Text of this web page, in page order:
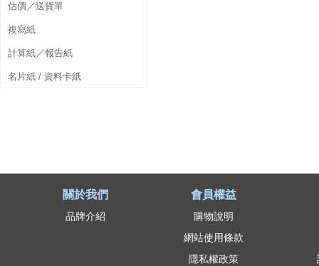
估價／送貨單
複寫紙
計算紙／報告紙
名片紙 / 資料卡紙
關於我們
品牌介紹
會員權益
購物說明
網站使用條款
隱私權政策